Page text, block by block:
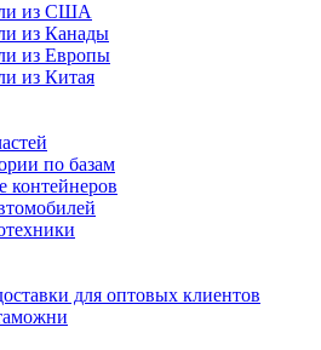
из США
из Канады
из Европы
из Китая
по базам
контейнеров
для оптовых клиентов